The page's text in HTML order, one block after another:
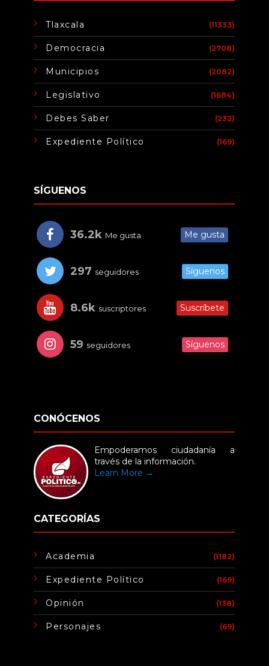
Tlaxcala (11333)
Democracia (2708)
Municipios (2082)
Legislativo (1684)
Debes Saber (232)
Expediente Político (169)
SÍGUENOS
36.2k Me gusta Me gusta
297 seguidores Síguenos
8.6k suscriptores Suscríbete
59 seguidores Síguenos
CONÓCENOS
Empoderamos ciudadanía a
través de la información.
Learn More →
CATEGORÍAS
Academia (1182)
Expediente Político (169)
Opinión (138)
Personajes (69)